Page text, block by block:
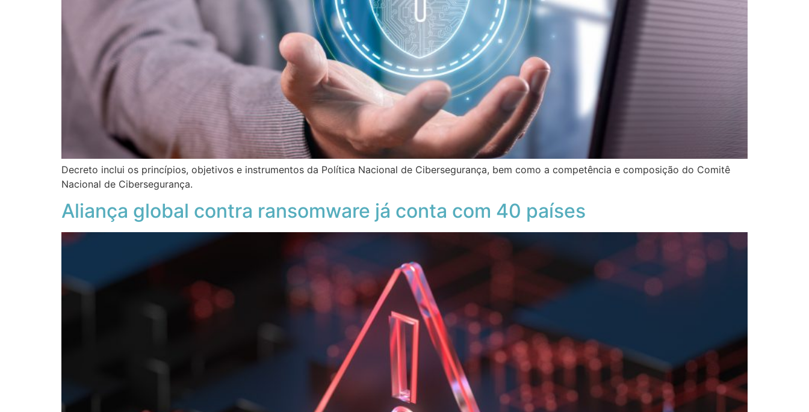
Decreto inclui os princípios, objetivos e instrumentos da Política Nacional de Cibersegurança, bem como a competência e composição do Comitê
Nacional de Cibersegurança.
Aliança global contra ransomware já conta com 40 países